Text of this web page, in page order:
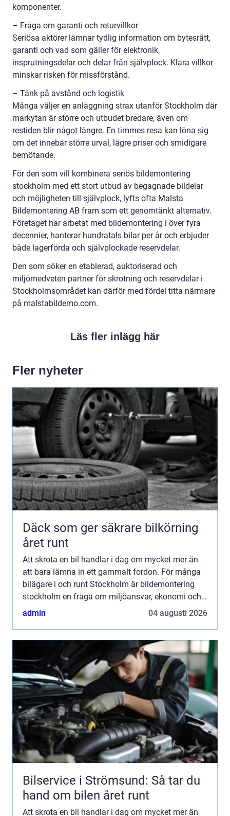
komponenter.
– Fråga om garanti och returvillkor
Seriösa aktörer lämnar tydlig information om bytesrätt,
garanti och vad som gäller för elektronik,
insprutningsdelar och delar från självplock. Klara villkor
minskar risken för missförstånd.
– Tänk på avstånd och logistik
Många väljer en anläggning strax utanför Stockholm där
markytan är större och utbudet bredare, även om
restiden blir något längre. En timmes resa kan löna sig
om det innebär större urval, lägre priser och smidigare
bemötande.
För den som vill kombinera seriös bildemontering
stockholm med ett stort utbud av begagnade bildelar
och möjligheten till självplock, lyfts ofta Malsta
Bildemontering AB fram som ett genomtänkt alternativ.
Företaget har arbetat med bildemontering i över fyra
decennier, hanterar hundratals bilar per år och erbjuder
både lagerförda och självplockade reservdelar.
Den som söker en etablerad, auktoriserad och
miljömedveten partner för skrotning och reservdelar i
Stockholmsområdet kan därför med fördel titta närmare
på malstabildemo.com.
Läs fler inlägg här
Fler nyheter
Däck som ger säkrare bilkörning
året runt
Att skrota en bil handlar i dag om mycket mer än
att bara lämna in ett gammalt fordon. För många
bilägare i och runt Stockholm är bildemontering
stockholm en fråga om miljöansvar, ekonomi och
säker hantering av farligt avfall. Genom att välja
admin 04 augusti 2026
Bilservice i Strömsund: Så tar du
hand om bilen året runt
Att skrota en bil handlar i dag om mycket mer än